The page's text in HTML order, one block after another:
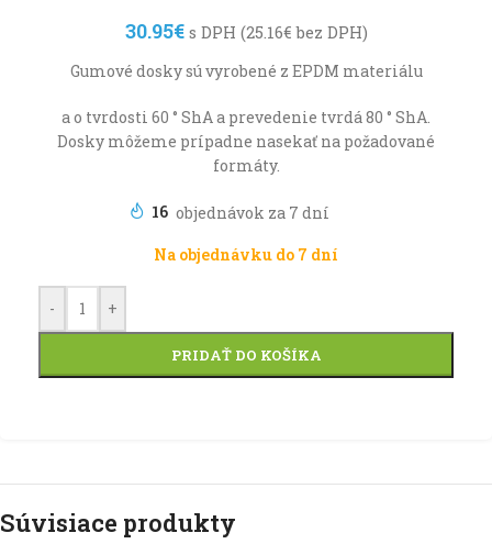
30.95€ s DPH (25.16€ bez DPH)
Gumové dosky sú vyrobené z EPDM materiálu
a o tvrdosti 60 ° ShA a prevedenie tvrdá 80 ° ShA.
Dosky môžeme prípadne nasekať na požadované
formáty.
16
Na objednávku do 7 dní
- +
PRIDAŤ DO KOŠÍKA
Súvisiace produkty